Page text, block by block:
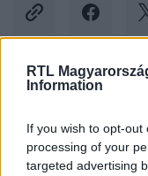
RTL
Information
If you wish to opt-
processing of your
targeted advertising
Kövess minket,